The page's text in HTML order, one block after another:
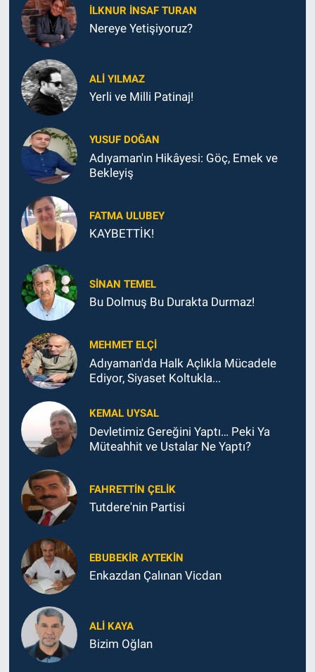
İLKNUR İNSAF TURAN
Nereye Yetişiyoruz?
ALI YILMAZ
Yerli ve Milli Patinaj!
YUSUF DOĞAN
Adıyaman'ın Hikâyesi: Göç, Emek ve
Bekleyiş
FATMA ULUBEY
KAYBETTİK!
SINAN TEMEL
Bu Dolmuş Bu Durakta Durmaz!
MEHMET ELÇI
Adıyaman'da Halk Açlıkla Mücadele
Ediyor, Siyaset Koltukla...
KEMAL UYSAL
Devletimiz Gereğini Yaptı… Peki Ya
Müteahhit ve Ustalar Ne Yaptı?
FAHRETTIN ÇELİK
Tutdere'nin Partisi
EBUBEKIR AYTEKIN
Enkazdan Çalınan Vicdan
ALI KAYA
Bizim Oğlan